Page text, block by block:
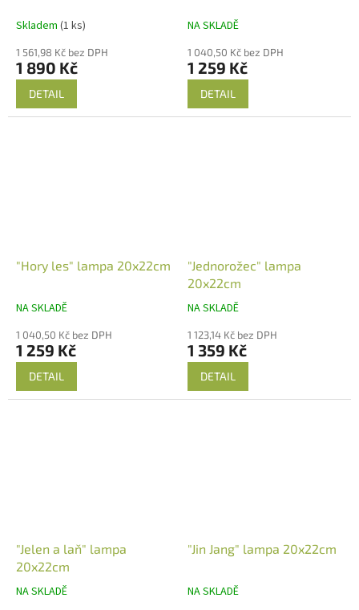
Skladem (1 ks)
1 561,98 Kč bez DPH
1 890 Kč
DETAIL
NA SKLADĚ
1 040,50 Kč bez DPH
1 259 Kč
DETAIL
"Hory les" lampa 20x22cm
NA SKLADĚ
1 040,50 Kč bez DPH
1 259 Kč
DETAIL
"Jednorožec" lampa
20x22cm
NA SKLADĚ
1 123,14 Kč bez DPH
1 359 Kč
DETAIL
"Jelen a laň" lampa
20x22cm
NA SKLADĚ
"Jin Jang" lampa 20x22cm
NA SKLADĚ